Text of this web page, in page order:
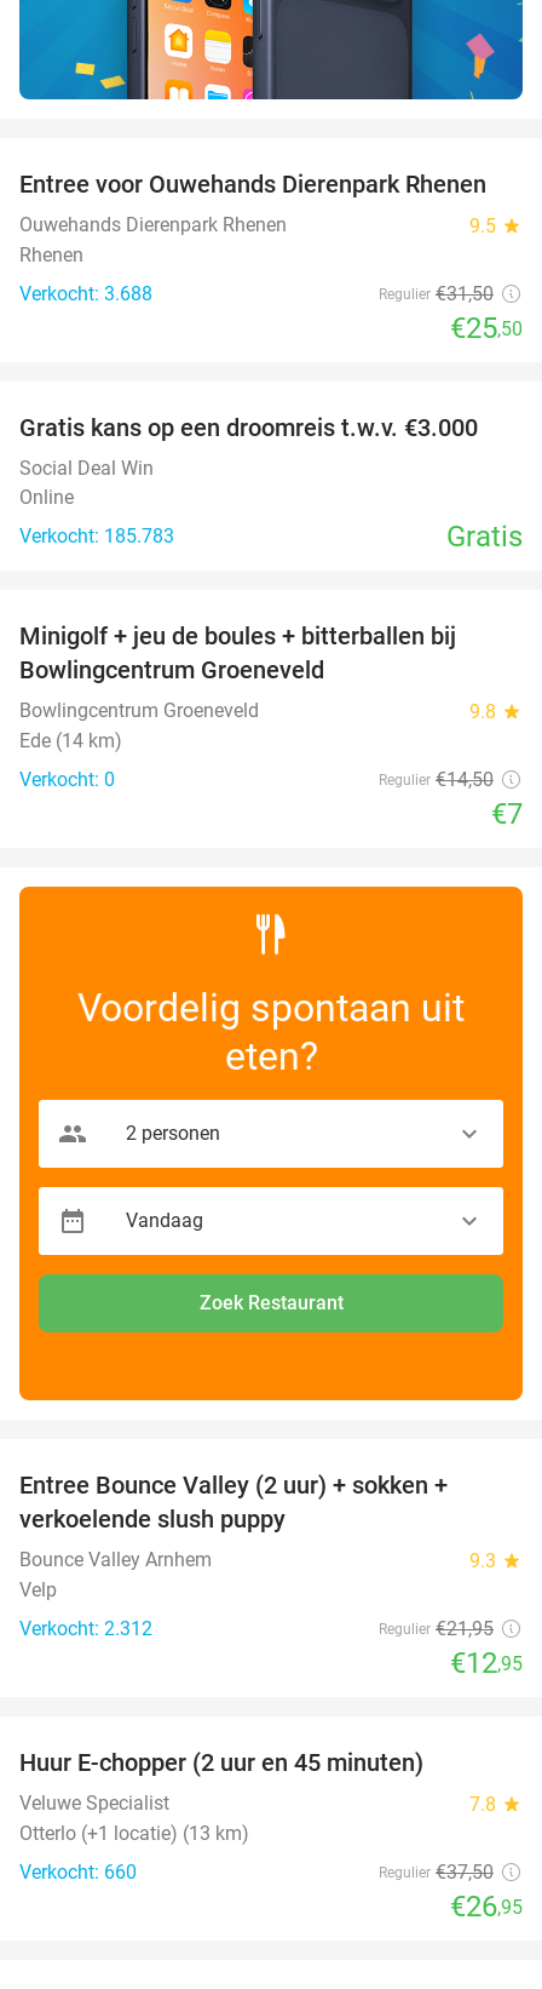
19%
Entree voor Ouwehands Dierenpark Rhenen
Ouwehands Dierenpark Rhenen 9.5 star
Rhenen
Verkocht: 3.688
Regulier €31,50
€25,50
Gratis kans op een droomreis t.w.v. €3.000
Social Deal Win
Online
Verkocht: 185.783
Gratis
NEW
TODAY
Minigolf + jeu de boules + bitterballen bij
Bowlingcentrum Groeneveld
Bowlingcentrum Groeneveld 9.8 star
Ede (14 km)
Verkocht: 0
Regulier €14,50
€7
Voordelig spontaan uit
eten?
Zoek Restaurant
Entree Bounce Valley (2 uur) + sokken +
verkoelende slush puppy
Bounce Valley Arnhem 9.3 star
Velp
Verkocht: 2.312
Regulier €21,95
€12,95
Huur E-chopper (2 uur en 45 minuten)
Veluwe Specialist 7.8 star
Otterlo (+1 locatie) (13 km)
Verkocht: 660
Regulier €37,50
€26,95